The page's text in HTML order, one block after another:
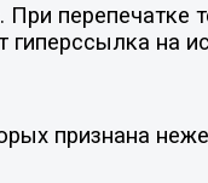
перепечатке
гиперссылка на
признана